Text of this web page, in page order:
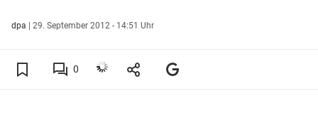
dpa | 29. September 2012 - 14:51 Uhr
0